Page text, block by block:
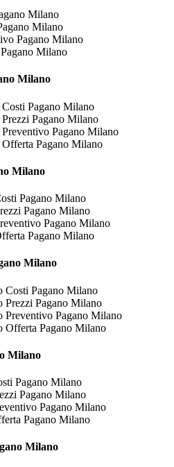
Milano
Milano
Pagano Milano
Milano
Milano
Pagano Milano
Pagano Milano
Pagano Milano
Pagano Milano
Milano
Pagano Milano
Pagano Milano
Pagano Milano
Pagano Milano
Milano
Costi Pagano Milano
Prezzi Pagano Milano
Preventivo Pagano Milano
Offerta Pagano Milano
Milano
Pagano Milano
Pagano Milano
Pagano Milano
Pagano Milano
Milano